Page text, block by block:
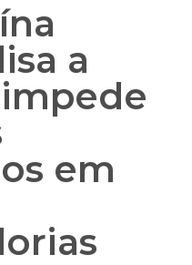
a
em